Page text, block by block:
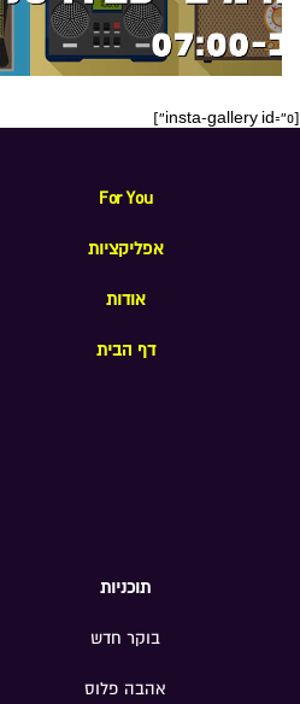
[insta-gallery id="0"]
For You
אפליקציות
אודות
דף הבית
תוכניות
בוקר חדש
אהבה פלוס